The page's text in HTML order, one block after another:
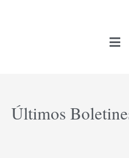
Últimos